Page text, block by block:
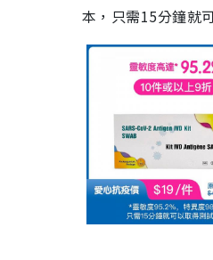
本，只需15分鐘就